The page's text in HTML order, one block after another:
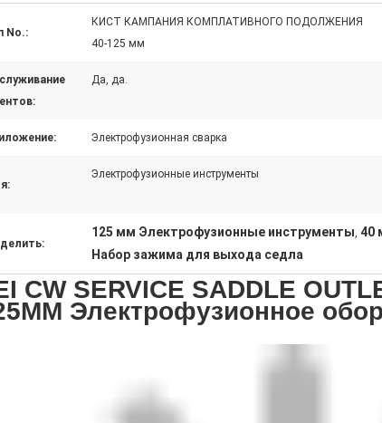
No.:
КИСТ КАМПАНИЯ КОМПЛАТИВНОГО ПОДОЛЖЕНИЯ
40-125 мм
Да, да.
Электрофузионная сварка
Электрофузионные инструменты
125 мм Электрофузионные инструменты, 40
Набор зажима для выхода седла
CW SERVICE SADDLE
Электрофузионное